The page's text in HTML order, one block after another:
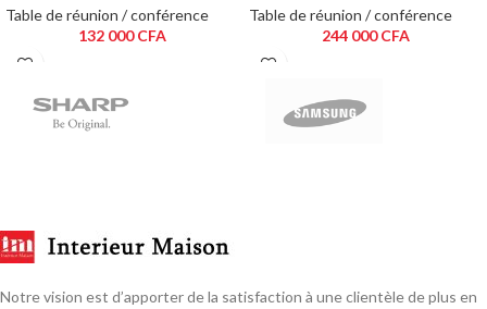
Table de réunion / conférence
132 000CFA
Table de réunion / conférence
244 000CFA
Notre vision est d’apporter de la satisfaction à une clientèle de plus en